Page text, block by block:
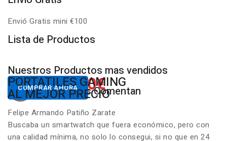
Envió Gratis mini €100
Lista de Productos
Nuestros Productos mas vendidos
Desde650.00€
COMPRAR AHORA
NUESTROS PC
GAMING RGB
Desde822.00€
COMPRAR AHORA
PORTATILES GAMING
AL MEJOR PRECIO
Nuestros Clientes Comentan
Felipe Armando Patiño Zarate
Buscaba un smartwatch que fuera económico, pero con
una calidad mínima, no solo lo consegui, si no que en 24